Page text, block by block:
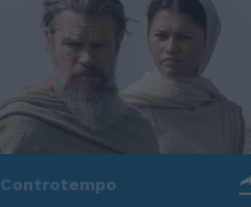
Controtempo